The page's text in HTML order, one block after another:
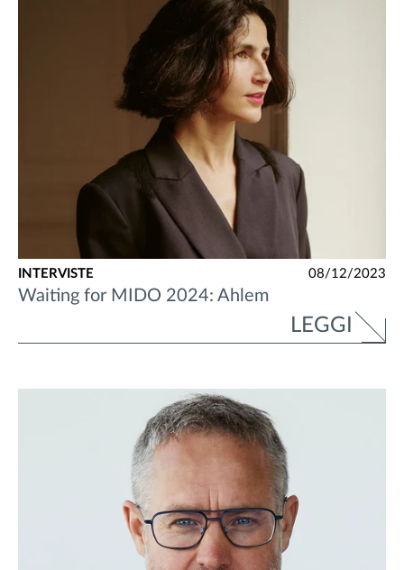
INTERVISTE 08/12/2023
Waiting for MIDO 2024: Ahlem
LEGGI